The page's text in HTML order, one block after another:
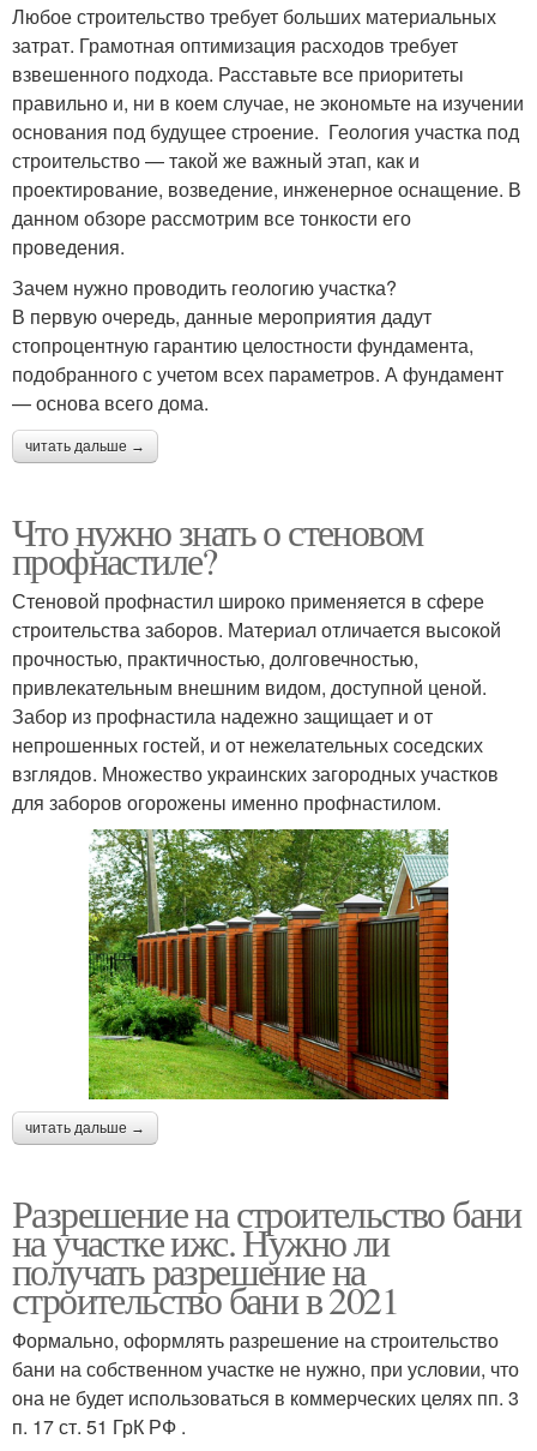
Любое строительство требует больших материальных
затрат. Грамотная оптимизация расходов требует
взвешенного подхода. Расставьте все приоритеты
правильно и, ни в коем случае, не экономьте на изучении
основания под будущее строение. Геология участка под
строительство — такой же важный этап, как и
проектирование, возведение, инженерное оснащение. В
данном обзоре рассмотрим все тонкости его
проведения.
Зачем нужно проводить геологию участка?
В первую очередь, данные мероприятия дадут
стопроцентную гарантию целостности фундамента,
подобранного с учетом всех параметров. А фундамент
— основа всего дома.
читать дальше →
Что нужно знать о стеновом
профнастиле?
Стеновой профнастил широко применяется в сфере
строительства заборов. Материал отличается высокой
прочностью, практичностью, долговечностью,
привлекательным внешним видом, доступной ценой.
Забор из профнастила надежно защищает и от
непрошенных гостей, и от нежелательных соседских
взглядов. Множество украинских загородных участков
для заборов огорожены именно профнастилом.
читать дальше →
Разрешение на строительство бани
на участке ижс. Нужно ли
получать разрешение на
строительство бани в 2021
Формально, оформлять разрешение на строительство
бани на собственном участке не нужно, при условии, что
она не будет использоваться в коммерческих целях пп. 3
п. 17 ст. 51 ГрК РФ .